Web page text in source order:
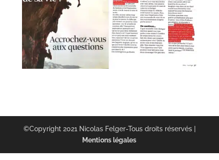
©Copyright 2021 Nicolas Felger-Tous droits réservés |
Mentions légales